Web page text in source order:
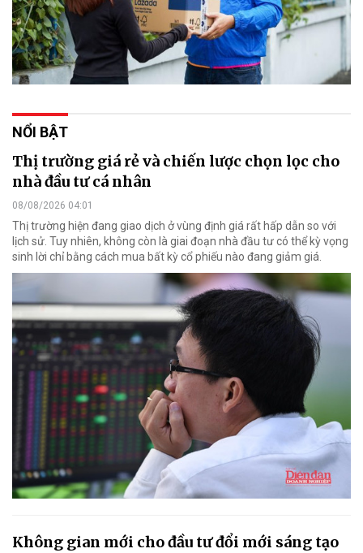
NỔI BẬT
Thị trường giá rẻ và chiến lược chọn lọc cho
nhà đầu tư cá nhân
08/08/2026 04:01
Thị trường hiện đang giao dịch ở vùng định giá rất hấp dẫn so với
lịch sử. Tuy nhiên, không còn là giai đoạn nhà đầu tư có thể kỳ vọng
sinh lời chỉ bằng cách mua bất kỳ cổ phiếu nào đang giảm giá.
Không gian mới cho đầu tư đổi mới sáng tạo